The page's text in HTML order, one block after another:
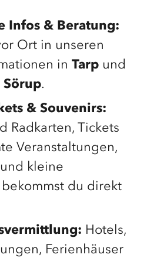
Infos & Beratung:
Ort in unseren
in Tarpund
Sörup.
& Souvenirs:
Radkarten, Tickets
Veranstaltungen,
kleine
du direkt
Hotels,
Ferienhäuser